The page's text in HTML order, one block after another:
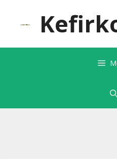
inhoud